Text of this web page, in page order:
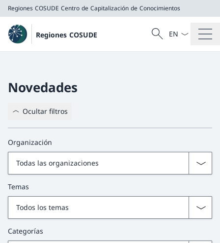
Regiones COSUDE Centro de Capitalización de Conocimientos
Regiones COSUDE
Centro de Capitalización de Conocimientos
Búsqueda
Buscar
Menú
Novedades
Ocultar filtros
Organización
Temas
Categorías